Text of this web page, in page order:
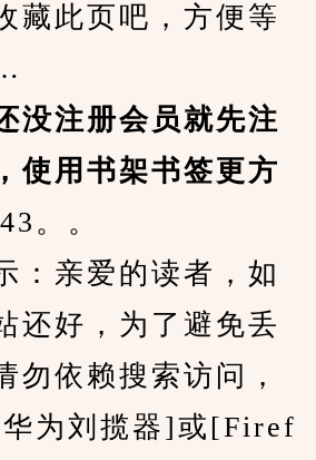
此页吧，方便等
注册会员就先注
使用书架书签更方
。。
亲爱的读者，如
还好，为了避免丢
勿依赖搜索访问，
为刘揽器]或[Firef